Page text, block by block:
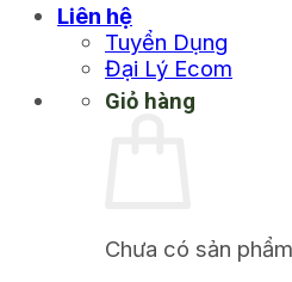
Liên hệ
Tuyển Dụng
Đại Lý Ecom
Giỏ hàng
Chưa có sản